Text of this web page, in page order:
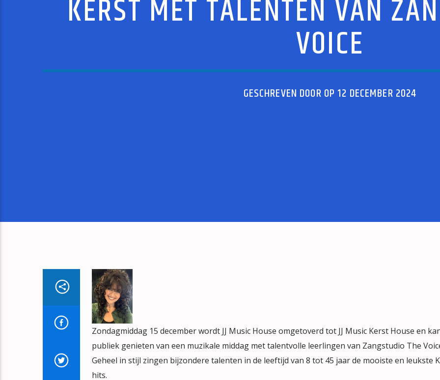
KERST MET TALENTEN VAN
VOICE
GESCHREVEN DOOR OP 12 DECEMBER 2024
Zondagmiddag 15 december wordt JJ Music House omgetoverd tot JJ Music Kerst House en
publiek genieten van een muzikale middag met talentvolle leerlingen van Zangstudio The
Geheel in stijl zingen bijzondere talenten in de leeftijd van 8 tot 45 jaar de mooiste en leukste
hits.